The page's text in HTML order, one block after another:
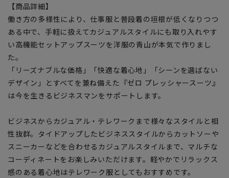
【商品詳細】
働き方の多様性により、仕事服と普段着の垣根が低くなりつつ
ある中で、手軽に扱えてカジュアルスタイルにも取り入れやす
い高機能セットアップスーツを洋服の青山が本気で作りまし
た。
「リーズナブルな価格」「快適な着心地」「シーンを選ばない
デザイン」とすべてを兼ね備えた『ゼロ プレッシャースーツ』
は今を生きるビジネスマンをサポートします。
ビジネスからカジュアル・テレワークまで様々なスタイルと相
性抜群。タイドアップしたビジネススタイルからカットソーや
スニーカーなどを合わせるカジュアルスタイルまで、マルチな
コーディネートをお楽しみいただけます。軽やかでリラックス
感のある着心地はテレワーク服としてもおすすめです。